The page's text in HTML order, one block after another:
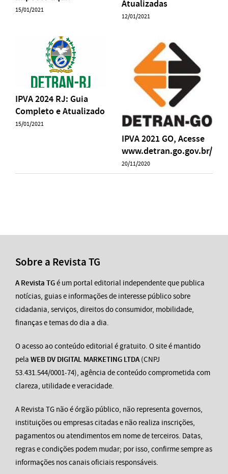
15/01/2021
Atualizadas
12/01/2021
IPVA 2024 RJ: Guia
Completo e Atualizado
15/01/2021
IPVA 2021 GO, Acesse
www.detran.go.gov.br/
20/11/2020
Sobre a Revista TG
A Revista TGé um portal editorial independente que publica
notícias, guias e informações de interesse público sobre
cidadania, serviços, direitos do consumidor, mobilidade,
finanças e temas do dia a dia.
O acesso ao conteúdo editorial é gratuito. O site é mantido
pela WEB DV DIGITAL MARKETING LTDA(CNPJ
53.431.544/0001-74), agência de conteúdo comprometida com
clareza, utilidade e veracidade.
A Revista TG não é órgão público, não representa governos,
instituições ou empresas citadas e não realiza inscrições,
pagamentos ou atendimentos em nome de terceiros. Datas,
regras e condições podem mudar; por isso, confirme sempre as
informações nos canais oficiais responsáveis.